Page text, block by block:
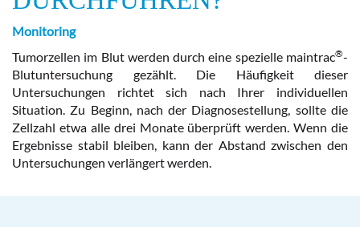
Monitoring
Tumorzellen im Blut werden durch eine spezielle maintrac®-
Blutuntersuchung gezählt. Die Häufigkeit dieser
Untersuchungen richtet sich nach Ihrer individuellen
Situation. Zu Beginn, nach der Diagnosestellung, sollte die
Zellzahl etwa alle drei Monate überprüft werden. Wenn die
Ergebnisse stabil bleiben, kann der Abstand zwischen den
Untersuchungen verlängert werden.